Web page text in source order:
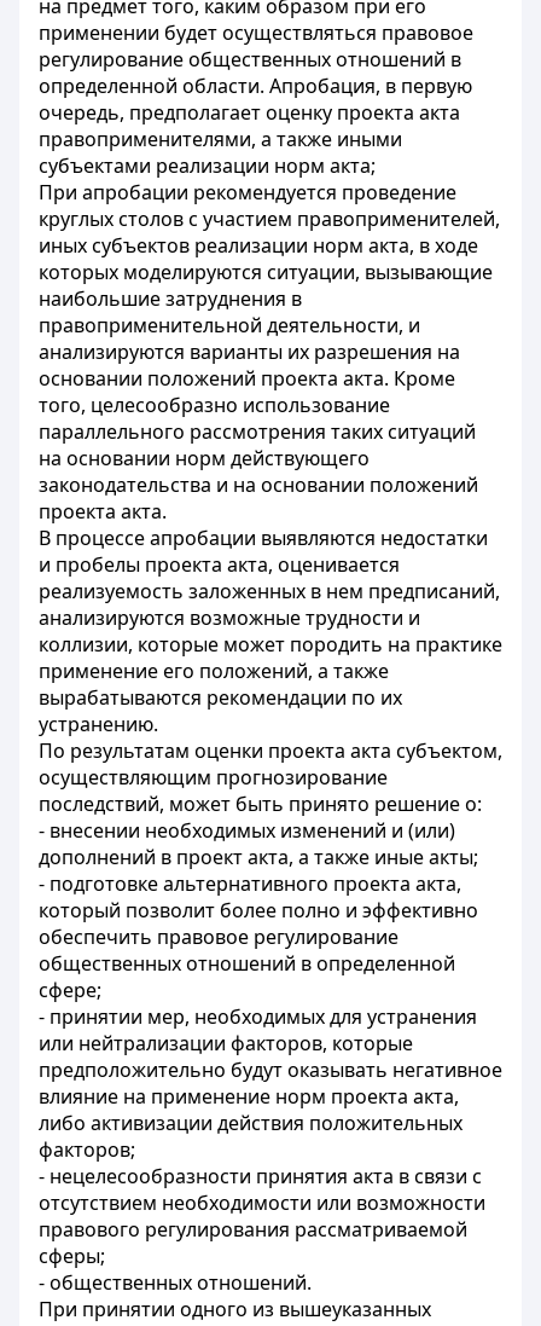
на предмет того, каким образом при его
применении будет осуществляться правовое
регулирование общественных отношений в
определенной области. Апробация, в первую
очередь, предполагает оценку проекта акта
правоприменителями, а также иными
субъектами реализации норм акта;
При апробации рекомендуется проведение
круглых столов с участием правоприменителей,
иных субъектов реализации норм акта, в ходе
которых моделируются ситуации, вызывающие
наибольшие затруднения в
правоприменительной деятельности, и
анализируются варианты их разрешения на
основании положений проекта акта. Кроме
того, целесообразно использование
параллельного рассмотрения таких ситуаций
на основании норм действующего
законодательства и на основании положений
проекта акта.
В процессе апробации выявляются недостатки
и пробелы проекта акта, оценивается
реализуемость заложенных в нем предписаний,
анализируются возможные трудности и
коллизии, которые может породить на практике
применение его положений, а также
вырабатываются рекомендации по их
устранению.
По результатам оценки проекта акта субъектом,
осуществляющим прогнозирование
последствий, может быть принято решение о:
- внесении необходимых изменений и (или)
дополнений в проект акта, а также иные акты;
- подготовке альтернативного проекта акта,
который позволит более полно и эффективно
обеспечить правовое регулирование
общественных отношений в определенной
сфере;
- принятии мер, необходимых для устранения
или нейтрализации факторов, которые
предположительно будут оказывать негативное
влияние на применение норм проекта акта,
либо активизации действия положительных
факторов;
- нецелесообразности принятия акта в связи с
отсутствием необходимости или возможности
правового регулирования рассматриваемой
сферы;
- общественных отношений.
При принятии одного из вышеуказанных